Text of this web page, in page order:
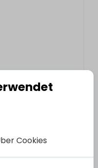
2XR-ES40
Cookies